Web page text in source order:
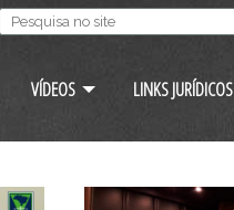
VÍDEOS LINKS JURÍDICOS